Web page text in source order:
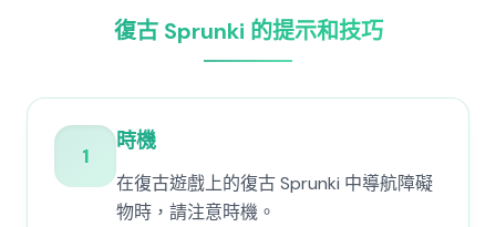
復古 Sprunki 的提示和技巧
1
時機
在復古遊戲上的復古 Sprunki 中導航障礙
物時，請注意時機。